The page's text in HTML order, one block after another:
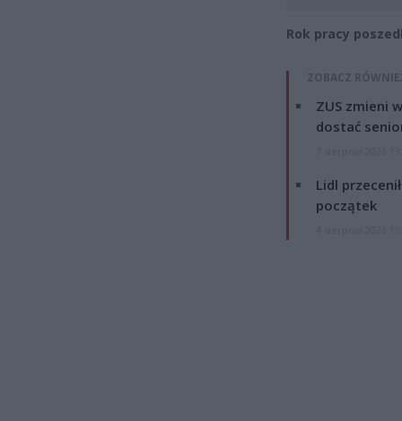
Rok pracy
ZOBACZ
ZUS zmieni
dostać
Lidl
początek